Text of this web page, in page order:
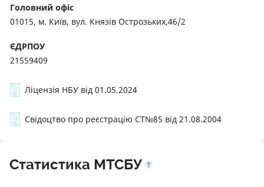
Головний офіс
01015, м. Київ, вул. Князів Острозьких,46/2
ЄДРПОУ
21559409
Ліцензія НБУ від 01.05.2024
Свідоцтво про реєстрацію СТ№85 від 21.08.2004
Статистика МТСБУ